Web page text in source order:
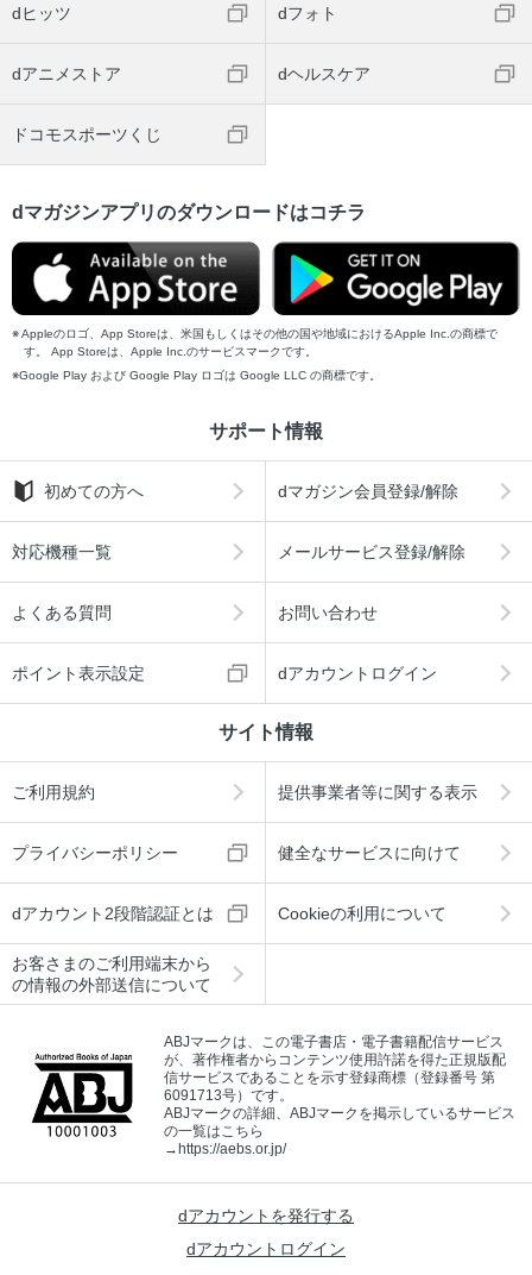
dヒッツ dフォト
dアニメストア dヘルスケア
ドコモスポーツくじ
dマガジンアプリのダウンロードはコチラ
Appleのロゴ、App Storeは、米国もしくはその他の国や地域におけるApple Inc.の商標で
す。 App Storeは、Apple Inc.のサービスマークです。
Google Play および Google Play ロゴは Google LLC の商標です。
サポート情報
初めての方へ dマガジン会員登録/解除
対応機種一覧 メールサービス登録/解除
よくある質問 お問い合わせ
ポイント表示設定 dアカウントログイン
サイト情報
ご利用規約 提供事業者等に関する表示
プライバシーポリシー 健全なサービスに向けて
dアカウント2段階認証とは Cookieの利用について
お客さまのご利用端末から
の情報の外部送信について
ABJマークは、この電子書店・電子書籍配信サービス
が、著作権者からコンテンツ使用許諾を得た正規版配
信サービスであることを示す登録商標（登録番号 第
6091713号）です。
ABJマークの詳細、ABJマークを掲示しているサービス
の一覧はこちら
→https://aebs.or.jp/
dアカウントを発行する
dアカウントログイン